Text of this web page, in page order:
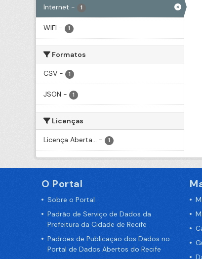
Internet - 1
WIFI - 1
Formatos
CSV - 1
JSON - 1
Licenças
Licença Aberta... - 1
O Portal
Sobre o Portal
Padrão de Serviço de Dados da
Prefeitura da Cidade de Recife
Padrões de Publicação dos Dados no
Portal de Dados Abertos do Recife